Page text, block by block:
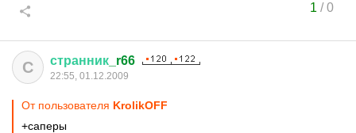
1 /0
С странник _r66
22:55, 01.12.2009
От пользователя KrolikОFF
+саперы